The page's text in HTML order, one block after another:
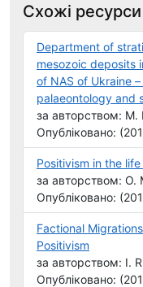
Схожі ресурси
Department of
mesozoic deposits
of NAS of Ukraine
palaeontology and
за авторством: M.
Опубліковано:
Positivism in the
за авторством: O.
Опубліковано:
Factional
Positivism
за авторством: I.
Опубліковано: